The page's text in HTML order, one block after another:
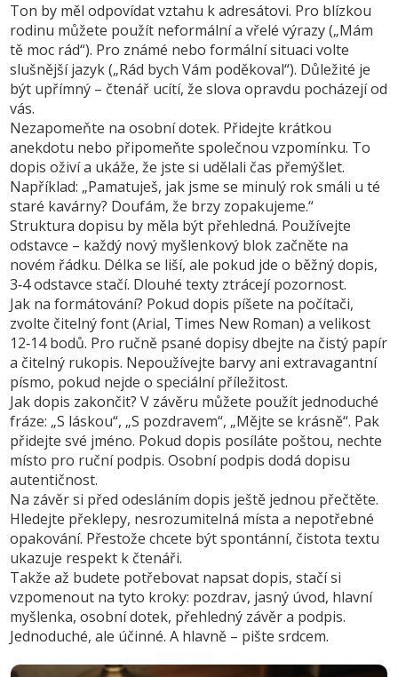
Ton by měl odpovídat vztahu k adresátovi. Pro blízkou
rodinu můžete použít neformální a vřelé výrazy („Mám
tě moc rád“). Pro známé nebo formální situaci volte
slušnější jazyk („Rád bych Vám poděkoval“). Důležité je
být upřímný – čtenář ucítí, že slova opravdu pocházejí od
vás.
Nezapomeňte na osobní dotek. Přidejte krátkou
anekdotu nebo připomeňte společnou vzpomínku. To
dopis oživí a ukáže, že jste si udělali čas přemýšlet.
Například: „Pamatuješ, jak jsme se minulý rok smáli u té
staré kavárny? Doufám, že brzy zopakujeme.“
Struktura dopisu by měla být přehledná. Používejte
odstavce – každý nový myšlenkový blok začněte na
novém řádku. Délka se liší, ale pokud jde o běžný dopis,
3‑4 odstavce stačí. Dlouhé texty ztrácejí pozornost.
Jak na formátování? Pokud dopis píšete na počítači,
zvolte čitelný font (Arial, Times New Roman) a velikost
12‑14 bodů. Pro ručně psané dopisy dbejte na čistý papír
a čitelný rukopis. Nepoužívejte barvy ani extravagantní
písmo, pokud nejde o speciální příležitost.
Jak dopis zakončit? V závěru můžete použít jednoduché
fráze: „S láskou“, „S pozdravem“, „Mějte se krásně“. Pak
přidejte své jméno. Pokud dopis posíláte poštou, nechte
místo pro ruční podpis. Osobní podpis dodá dopisu
autentičnost.
Na závěr si před odesláním dopis ještě jednou přečtěte.
Hledejte překlepy, nesrozumitelná místa a nepotřebné
opakování. Přestože chcete být spontánní, čistota textu
ukazuje respekt k čtenáři.
Takže až budete potřebovat napsat dopis, stačí si
vzpomenout na tyto kroky: pozdrav, jasný úvod, hlavní
myšlenka, osobní dotek, přehledný závěr a podpis.
Jednoduché, ale účinné. A hlavně – pište srdcem.